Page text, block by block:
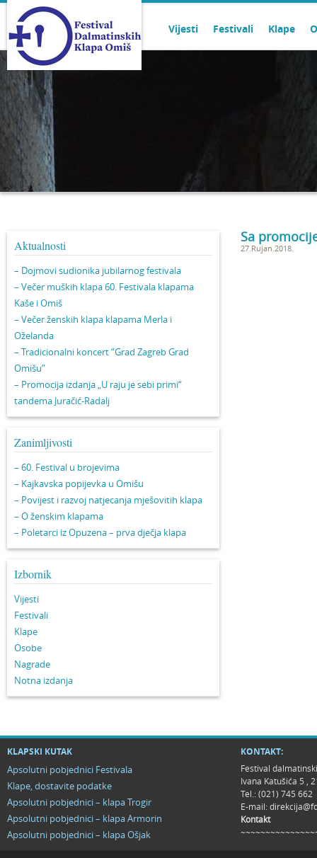
Vijesti Festivali Klape
Aktualnosti
– Dojmovi sudionika jubilarnog festivala
– Večer muških klapa 60. Festivala klapama
Kaše i Omiš
– Večer ženskih klapa klapama Merla i
Oželanda
– Tradicionalni koncert “Grad Zagreb Grad
Omišu”
– Promocija izdanja „U raju je sebi primi“
tandema Juračić-Radalj
Zanimljivosti
– 60. Festival u brojevima
– Kajkavska popijevka u Omišu
– Povijest i razvoj natjecanja mješovitih klapa
– O ženskim klapama
– Poletarci iz Opuzena – prva dječja klapa
Izbornik
Vijesti
Festivali
Klape
Osobe
Nagrade
Notna izdanja
Sa
27.Rujan.2018.
KLAPSKI KUTAK
Apsolutni pobjednici Festivala
Klape, dostavite podatke
Apsolutni pobjednici – klapa Trogir
Apsolutni pobjednici – klapa Armorin
Apsolutni pobjednici – klapa Ošjak
KONTAKT:
Festival
Ivana Katušića 5 ,
Tel.: (021) 745 662
E-mail:
Kontakt